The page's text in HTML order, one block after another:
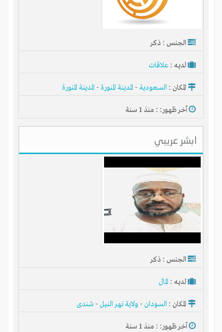
الجنس : ذكر
لديـه : علاقات
المكان : السعودية - المدينة المنورة - المدينة المنورة
آخر ظهور: : منذ 1 سنة
ابشر عريبي
الجنس : ذكر
لديـه : المال
المكان : السودان - ولاية نهر النيل - شندى
آخر ظهور: : منذ 1 سنة